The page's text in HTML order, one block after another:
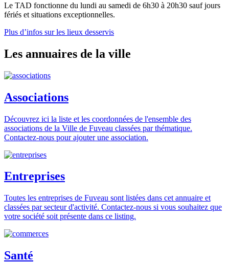
Le TAD fonctionne du lundi au samedi de 6h30 à 20h30 sauf jours
fériés et situations exceptionnelles.
Plus d’infos sur les lieux desservis
Les annuaires de la ville
Associations
Découvrez ici la liste et les coordonnées de l'ensemble des
associations de la Ville de Fuveau classées par thématique.
Contactez-nous pour ajouter une association.
Entreprises
Toutes les entreprises de Fuveau sont listées dans cet annuaire et
classées par secteur d'activité. Contactez-nous si vous souhaitez que
votre société soit présente dans ce listing.
Santé